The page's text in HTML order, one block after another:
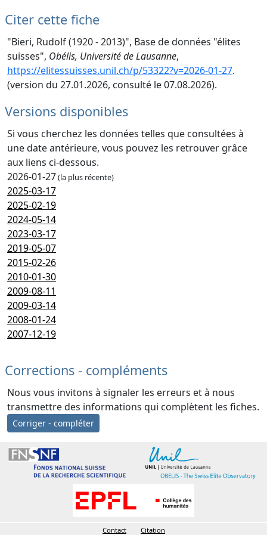
Citer cette fiche
"Bieri, Rudolf (1920 - 2013)", Base de données "élites
suisses", Obélis, Université de Lausanne,
https://elitessuisses.unil.ch/p/53322?v=2026-01-27.
(version du 27.01.2026, consulté le 07.08.2026).
Versions disponibles
Si vous cherchez les données telles que consultées à
une date antérieure, vous pouvez les retrouver grâce
aux liens ci-dessous.
2026-01-27(la plus récente)
2025-03-17
2025-02-19
2024-05-14
2023-03-17
2019-05-07
2015-02-26
2010-01-30
2009-08-11
2009-03-14
2008-01-24
2007-12-19
Corrections - compléments
Nous vous invitons à signaler les erreurs et à nous
transmettre des informations qui complètent les fiches.
Corriger - compléter
Contact Citation